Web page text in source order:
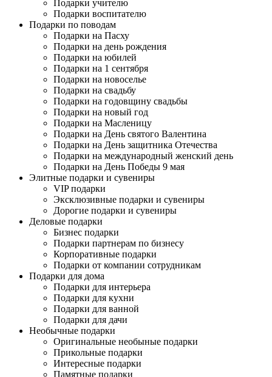
Подарки учителю
Подарки воспитателю
Подарки по поводам
Подарки на Пасху
Подарки на день рождения
Подарки на юбилей
Подарки на 1 сентября
Подарки на новоселье
Подарки на свадьбу
Подарки на годовщину свадьбы
Подарки на новый год
Подарки на Масленицу
Подарки на День святого Валентина
Подарки на День защитника Отечества
Подарки на международный женский день
Подарки на День Победы 9 мая
Элитные подарки и сувениры
VIP подарки
Эксклюзивные подарки и сувениры
Дорогие подарки и сувениры
Деловые подарки
Бизнес подарки
Подарки партнерам по бизнесу
Корпоративные подарки
Подарки от компании сотрудникам
Подарки для дома
Подарки для интерьера
Подарки для кухни
Подарки для ванной
Подарки для дачи
Необычные подарки
Оригинальные необыные подарки
Прикольные подарки
Интересные подарки
Памятные подарки